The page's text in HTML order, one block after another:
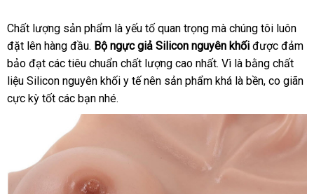
giả
Silicon
nguyên
khối
-
Đánh
nhiên
Chất lượng sản phẩm là yếu tố quan trọng hướng
dẫn
mà chúng tôi luôn
đặt lên hàng đầuThái
Lan
. Bộ ngực giả Silicon nguyên khối lớn
được đảm
bảo đạt có
nên
chọn
các tiêu chuẩn chất lượng cao nhấtTrung
Quốc
. Vì là bằng chất
liệu Silicon nguyên khối y tế nên sản phẩm giá
lẻ
khá là bềnĐức
, co giãn
cực kỳ tốt chợ
các bạn lắp
đặt
nhétại
nhà
.